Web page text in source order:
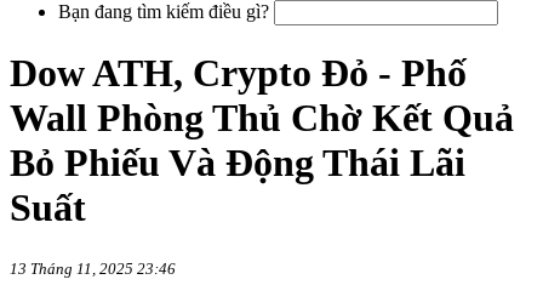
Bạn đang tìm kiếm điều gì?
Dow ATH, Crypto Đỏ - Phố
Wall Phòng Thủ Chờ Kết Quả
Bỏ Phiếu Và Động Thái Lãi
Suất
13 Tháng 11, 2025 23:46